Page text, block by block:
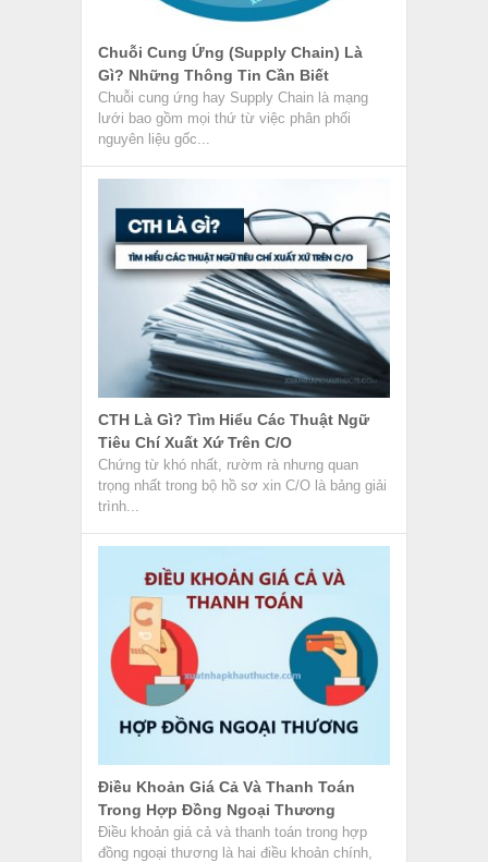
Chuỗi Cung Ứng (Supply Chain) Là
Gì? Những Thông Tin Cần Biết
Chuỗi cung ứng hay Supply Chain là mạng
lưới bao gồm mọi thứ từ việc phân phối
nguyên liệu gốc...
CTH Là Gì? Tìm Hiểu Các Thuật Ngữ
Tiêu Chí Xuất Xứ Trên C/O
Chứng từ khó nhất, rườm rà nhưng quan
trọng nhất trong bộ hồ sơ xin C/O là bảng giải
trình...
Điều Khoản Giá Cả Và Thanh Toán
Trong Hợp Đồng Ngoại Thương
Điều khoản giá cả và thanh toán trong hợp
đồng ngoại thương là hai điều khoản chính,